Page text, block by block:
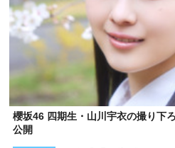
櫻坂46 四期生・山川宇衣の撮り下
公開